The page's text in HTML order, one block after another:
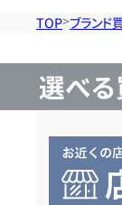
TOP ブランド
選べ